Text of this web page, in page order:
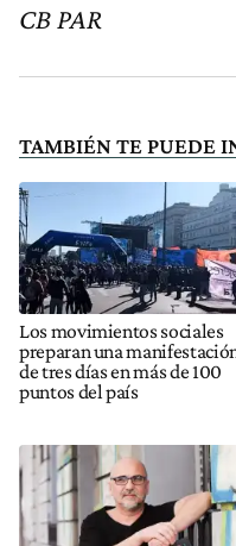
CB PAR
TAMBIÉN TE PUEDE
Los movimientos sociales
preparan una
de tres días en más de 100
puntos del país